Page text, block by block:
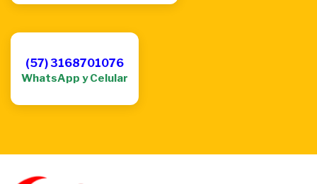
(57) 3168701076
WhatsApp y Celular